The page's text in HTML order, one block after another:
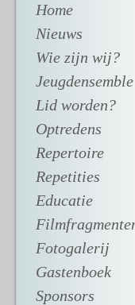
Home
Nieuws
Wie zijn wij?
Jeugdensemble
Lid worden?
Optredens
Repertoire
Repetities
Educatie
Fotogalerij
Gastenboek
Sponsors